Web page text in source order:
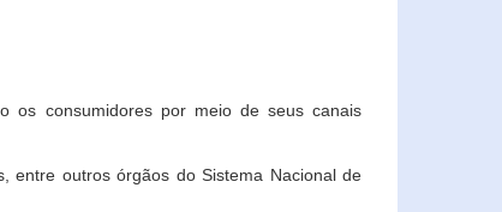
os consumidores por meio de seus canais
entre outros órgãos do Sistema Nacional de